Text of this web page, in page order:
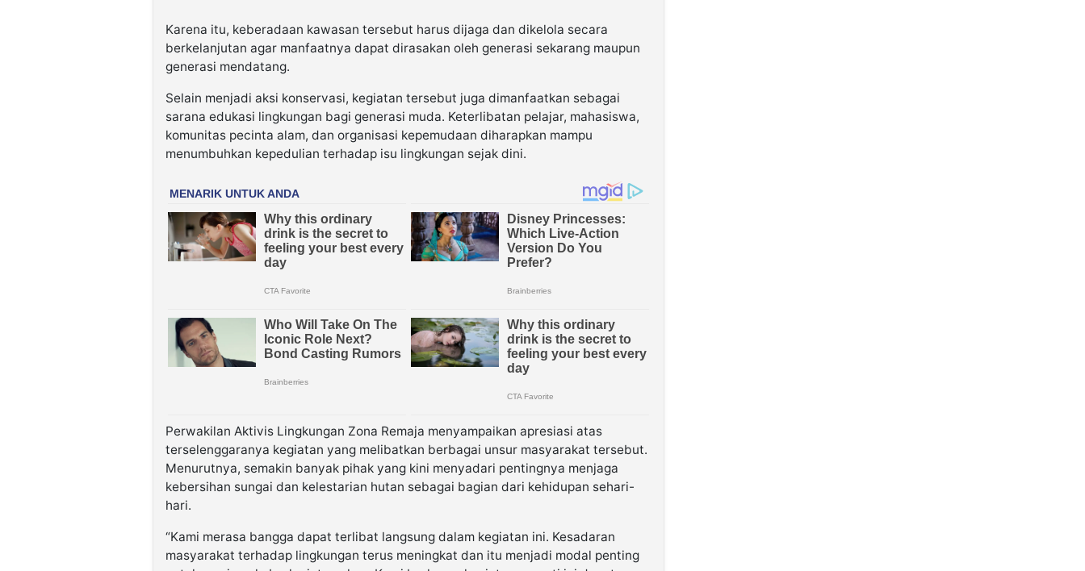
Karena itu, keberadaan kawasan tersebut harus dijaga dan dikelola secara
berkelanjutan agar manfaatnya dapat dirasakan oleh generasi sekarang maupun
generasi mendatang.
Selain menjadi aksi konservasi, kegiatan tersebut juga dimanfaatkan sebagai
sarana edukasi lingkungan bagi generasi muda. Keterlibatan pelajar, mahasiswa,
komunitas pecinta alam, dan organisasi kepemudaan diharapkan mampu
menumbuhkan kepedulian terhadap isu lingkungan sejak dini.
Perwakilan Aktivis Lingkungan Zona Remaja menyampaikan apresiasi atas
terselenggaranya kegiatan yang melibatkan berbagai unsur masyarakat tersebut.
Menurutnya, semakin banyak pihak yang kini menyadari pentingnya menjaga
kebersihan sungai dan kelestarian hutan sebagai bagian dari kehidupan sehari-
hari.
“Kami merasa bangga dapat terlibat langsung dalam kegiatan ini. Kesadaran
masyarakat terhadap lingkungan terus meningkat dan itu menjadi modal penting